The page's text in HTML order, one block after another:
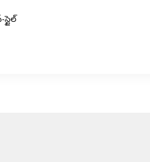
స్టైల్